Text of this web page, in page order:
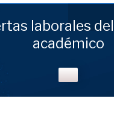
laborales
académico